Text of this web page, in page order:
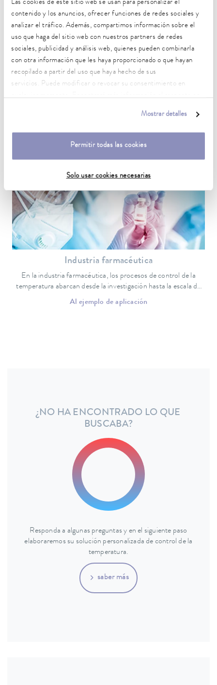
Las cookies de este sitio web se usan para personalizar el
contenido y los anuncios, ofrecer funciones de redes sociales y
analizar el tráfico. Además, compartimos información sobre el
uso que haga del sitio web con nuestros partners de redes
sociales, publicidad y análisis web, quienes pueden combinarla
con otra información que les haya proporcionado o que hayan
recopilado a partir del uso que haya hecho de sus
servicios. Puede modificar o revocar su consentimiento en
Mostrar detalles
Permitir todas las cookies
Solo usar cookies necesarias
El control de la temperatura en investigación y desarrollo es
muestras y garantía de calidad.
Industria farmacéutica
En la industria farmacéutica, los procesos de control de la
temperatura abarcan desde la investigación hasta la escala de
producción.
Al ejemplo de aplicación
¿NO HA ENCONTRADO LO QUE
BUSCABA?
Responda a algunas preguntas y en el siguiente paso
elaboraremos su solución personalizada de control de la
temperatura.
saber más